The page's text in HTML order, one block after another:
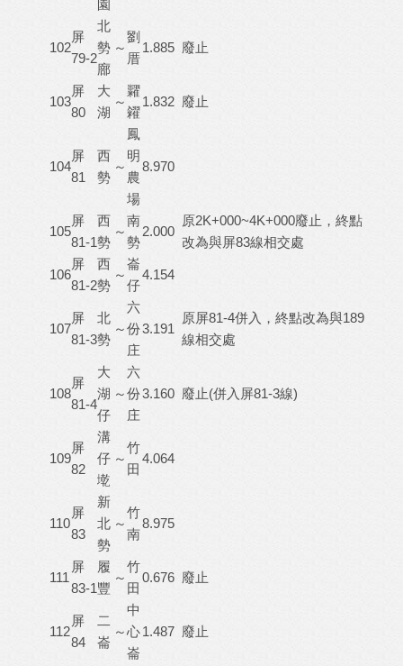
園
102
屏
79-2
北
勢
廍
～
劉
厝
1.885 廢止
103
屏
80
大
湖
～
糶
糴
1.832 廢止
104
屏
81
西
勢
～
鳳
明
農
場
8.970
105
屏
81-1
西
勢
～
南
勢
2.000
原2K+000~4K+000廢止，終點
改為與屏83線相交處
106
屏
81-2
西
勢
～
崙
仔
4.154
107
屏
81-3
北
勢
～
六
份
庄
3.191
原屏81-4併入，終點改為與189
線相交處
108
屏
81-4
大
湖
仔
～
六
份
庄
3.160 廢止(併入屏81-3線)
109
屏
82
溝
仔
墘
～
竹
田
4.064
110
屏
83
新
北
勢
～
竹
南
8.975
111
屏
83-1
履
豐
～
竹
田
0.676 廢止
112
屏
84
二
崙
～
中
心
崙
1.487 廢止